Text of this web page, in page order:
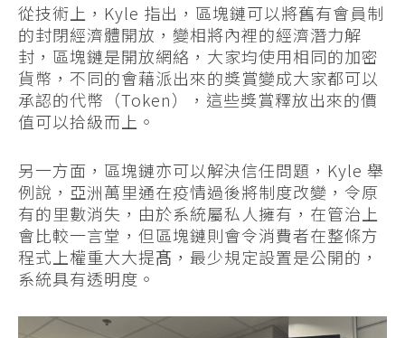
從技術上，Kyle 指出，區塊鏈可以將舊有會員制
的封閉經濟體開放，變相將內裡的經濟潛力解
封，區塊鏈是開放網絡，大家均使用相同的加密
貨幣，不同的會藉派出來的獎賞變成大家都可以
承認的代幣（Token），這些獎賞釋放出來的價
值可以拾級而上。
另一方面，區塊鏈亦可以解決信任問題，Kyle 舉
例說，亞洲萬里通在疫情過後將制度改變，令原
有的里數消失，由於系統屬私人擁有，在管治上
會比較一言堂，但區塊鏈則會令消費者在整條方
程式上權重大大提髙，最少規定設置是公開的，
系統具有透明度。